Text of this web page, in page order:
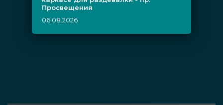
Просвещения
06.08.2026